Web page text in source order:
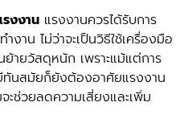
งงาน แรงงานควรได้รับการ
าน ไม่ว่าจะเป็นวิธีใช้เครื่องมือ
ายวัสดุหนัก เพราะแม้แต่การ
ทันสมัยก็ยังต้องอาศัยแรงงาน
ะช่วยลดความเสี่ยงและเพิ่ม